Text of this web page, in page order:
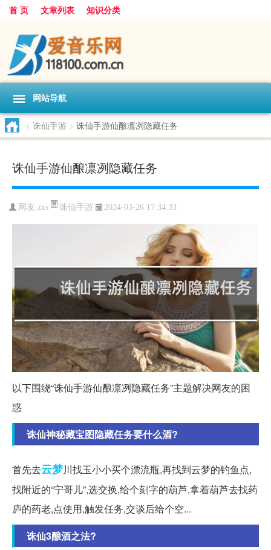
首 页 文章列表 知识分类
网站导航
> 诛仙手游 > 诛仙手游仙酿凛冽隐藏任务
诛仙手游仙酿凛冽隐藏任务
网友:zxs 诛仙手游 2024-03-26 17:34:33
以下围绕“诛仙手游仙酿凛冽隐藏任务”主题解决网友的困
惑
诛仙神秘藏宝图隐藏任务要什么酒?
首先去云梦川找玉小小买个漂流瓶,再找到云梦的钓鱼点,
找附近的“宁哥儿”,选交换,给个刻字的葫芦,拿着葫芦去找药
庐的药老,点使用,触发任务,交谈后给个空...
诛仙3酿酒之法?